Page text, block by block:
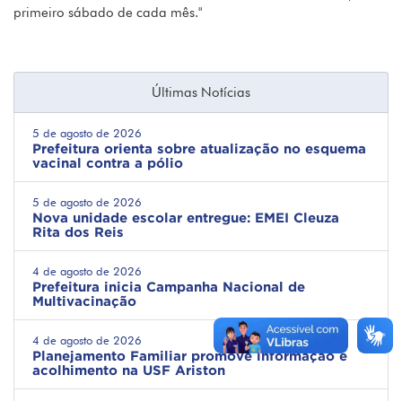
primeiro sábado de cada mês."
Últimas Notícias
5 de agosto de 2026
Prefeitura orienta sobre atualização no esquema
vacinal contra a pólio
5 de agosto de 2026
Nova unidade escolar entregue: EMEI Cleuza
Rita dos Reis
4 de agosto de 2026
Prefeitura inicia Campanha Nacional de
Multivacinação
4 de agosto de 2026
Planejamento Familiar promove informação e
acolhimento na USF Ariston